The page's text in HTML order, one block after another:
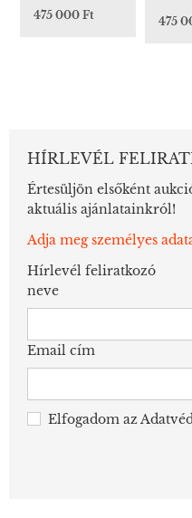
475 000 Ft 475
HÍRLEVÉL
Értesüljön elsőként
aktuális ajánlatainkról!
Adja meg személyes
Hírlevél feliratkozó
neve
Email cím
Elfogadom az